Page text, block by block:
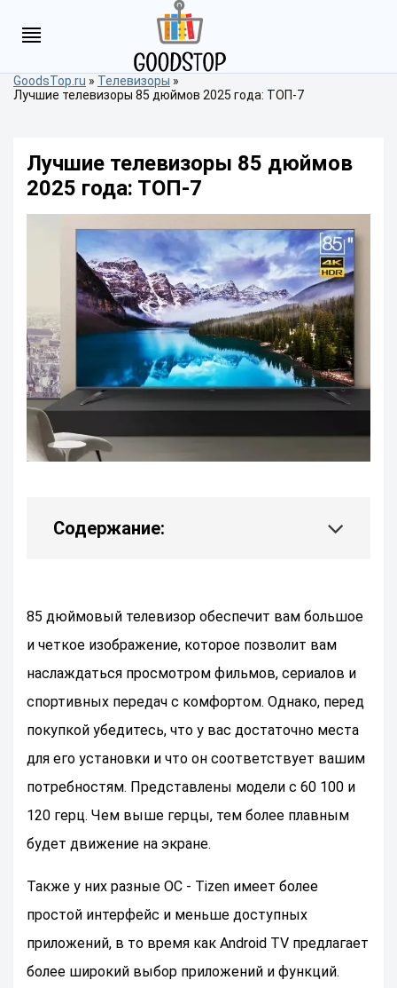
GoodsTop.ru » Телевизоры »
Лучшие телевизоры 85 дюймов 2025 года: ТОП-7
Лучшие телевизоры 85 дюймов
2025 года: ТОП-7
Содержание:
85 дюймовый телевизор обеспечит вам большое
и четкое изображение, которое позволит вам
наслаждаться просмотром фильмов, сериалов и
спортивных передач с комфортом. Однако, перед
покупкой убедитесь, что у вас достаточно места
для его установки и что он соответствует вашим
потребностям. Представлены модели с 60 100 и
120 герц. Чем выше герцы, тем более плавным
будет движение на экране.
Также у них разные ОС - Tizen имеет более
простой интерфейс и меньше доступных
приложений, в то время как Android TV предлагает
более широкий выбор приложений и функций.